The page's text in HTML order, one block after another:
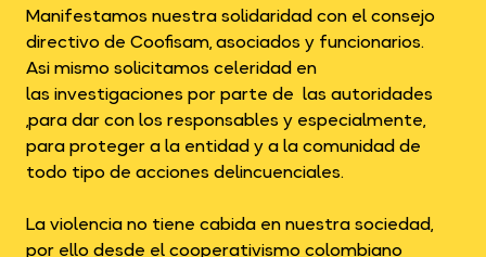
Manifestamos nuestra solidaridad con el consejo
directivo de Coofisam, asociados y funcionarios.
Asi mismo solicitamos celeridad en
las investigaciones por parte de las autoridades
,para dar con los responsables y especialmente,
para proteger a la entidad y a la comunidad de
todo tipo de acciones delincuenciales.
La violencia no tiene cabida en nuestra sociedad,
por ello desde el cooperativismo colombiano